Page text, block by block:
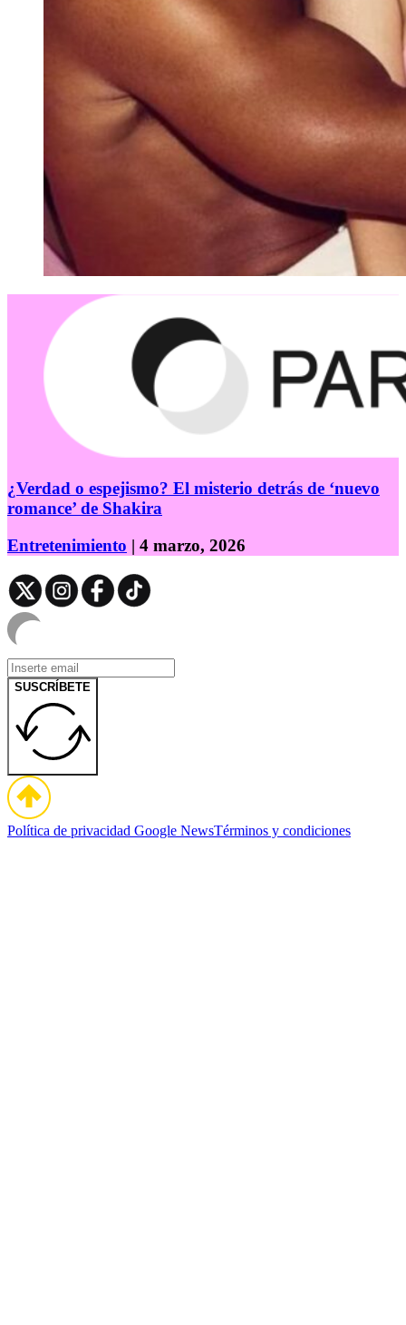
¿Verdad o espejismo? El misterio detrás de ‘nuevo
romance’ de Shakira
Entretenimiento | 4 marzo, 2026
SUSCRÍBETE
Política de privacidad Google NewsTérminos y condiciones